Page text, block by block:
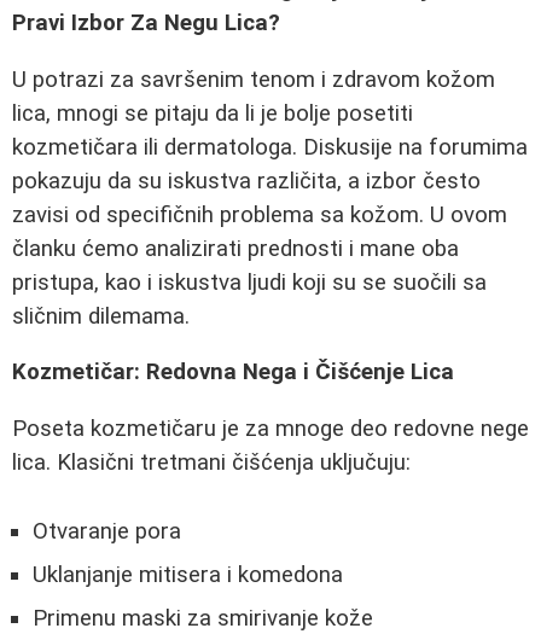
Pravi Izbor Za Negu Lica?
U potrazi za savršenim tenom i zdravom kožom
lica, mnogi se pitaju da li je bolje posetiti
kozmetičara ili dermatologa. Diskusije na forumima
pokazuju da su iskustva različita, a izbor često
zavisi od specifičnih problema sa kožom. U ovom
članku ćemo analizirati prednosti i mane oba
pristupa, kao i iskustva ljudi koji su se suočili sa
sličnim dilemama.
Kozmetičar: Redovna Nega i Čišćenje Lica
Poseta kozmetičaru je za mnoge deo redovne nege
lica. Klasični tretmani čišćenja uključuju:
Otvaranje pora
Uklanjanje mitisera i komedona
Primenu maski za smirivanje kože